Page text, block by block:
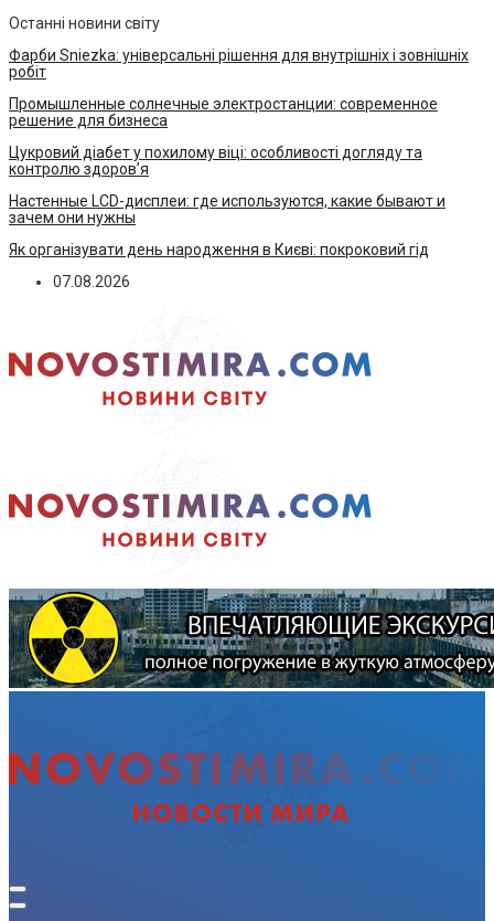
Останні новини світу
Фарби Sniezka: універсальні рішення для внутрішніх і зовнішніх
робіт
Промышленные солнечные электростанции: современное
решение для бизнеса
Цукровий діабет у похилому віці: особливості догляду та
контролю здоров’я
Настенные LCD-дисплеи: где используются, какие бывают и
зачем они нужны
Як організувати день народження в Києві: покроковий гід
07.08.2026